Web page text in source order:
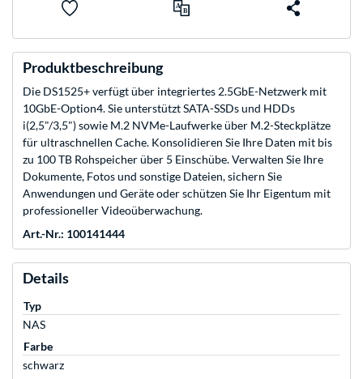
Produktbeschreibung
Die DS1525+ verfügt über integriertes 2.5GbE-Netzwerk mit
10GbE-Option4. Sie unterstützt SATA-SSDs und HDDs
i(2,5"/3,5") sowie M.2 NVMe-Laufwerke über M.2-Steckplätze
für ultraschnellen Cache. Konsolidieren Sie Ihre Daten mit bis
zu 100 TB Rohspeicher über 5 Einschübe. Verwalten Sie Ihre
Dokumente, Fotos und sonstige Dateien, sichern Sie
Anwendungen und Geräte oder schützen Sie Ihr Eigentum mit
professioneller Videoüberwachung.
Art.-Nr.: 100141444
Details
Typ
NAS
Farbe
schwarz